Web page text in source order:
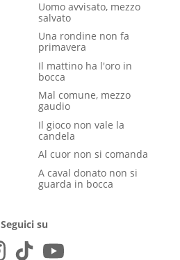
Uomo avvisato, mezzo
salvato
Una rondine non fa
primavera
Il mattino ha l'oro in
bocca
Mal comune, mezzo
gaudio
Il gioco non vale la
candela
Al cuor non si comanda
A caval donato non si
guarda in bocca
Seguici su